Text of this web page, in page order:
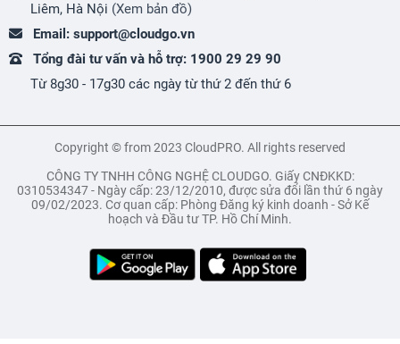
Liêm, Hà Nội (Xem bản đồ)
Email:support@cloudgo.vn
Tổng đài tư vấn và hỗ trợ: 1900 29 29 90
Từ 8g30 - 17g30 các ngày từ thứ 2 đến thứ 6
Copyright © from 2023 CloudPRO. All rights reserved
CÔNG TY TNHH CÔNG NGHỆ CLOUDGO. Giấy CNĐKKD:
0310534347 - Ngày cấp: 23/12/2010, được sửa đổi lần thứ 6 ngày
09/02/2023. Cơ quan cấp: Phòng Đăng ký kinh doanh - Sở Kế
hoạch và Đầu tư TP. Hồ Chí Minh.